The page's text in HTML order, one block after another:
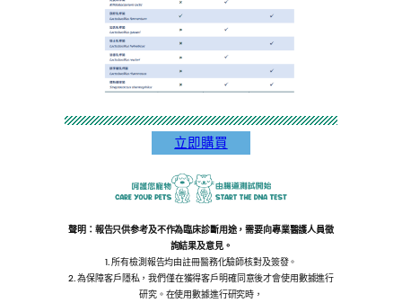
立即購買
聲明：報告只供参考及不作為臨床診斷用途，需要向專業醫護人員徵
詢結果及意見。
1. 所有檢測報告均由註冊醫務化驗師核對及簽發。
2. 為保障客戶隱私，我們僅在獲得客戶明確同意後才會使用數據進行
研究。在使用數據進行研究時，